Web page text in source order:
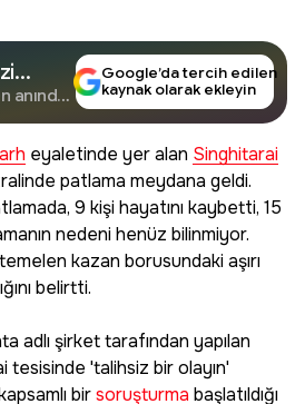
anında
Google’da tercih edilen
kaynak olarak ekleyin
eyaletinde yer alan Singhitarai
patlama meydana geldi.
9 kişi hayatını kaybetti, 15
nedeni henüz bilinmiyor.
kazan borusundaki aşırı
belirtti.
adlı şirket tarafından yapılan
tesisinde 'talihsiz bir olayın'
birsoruşturma başlatıldığı